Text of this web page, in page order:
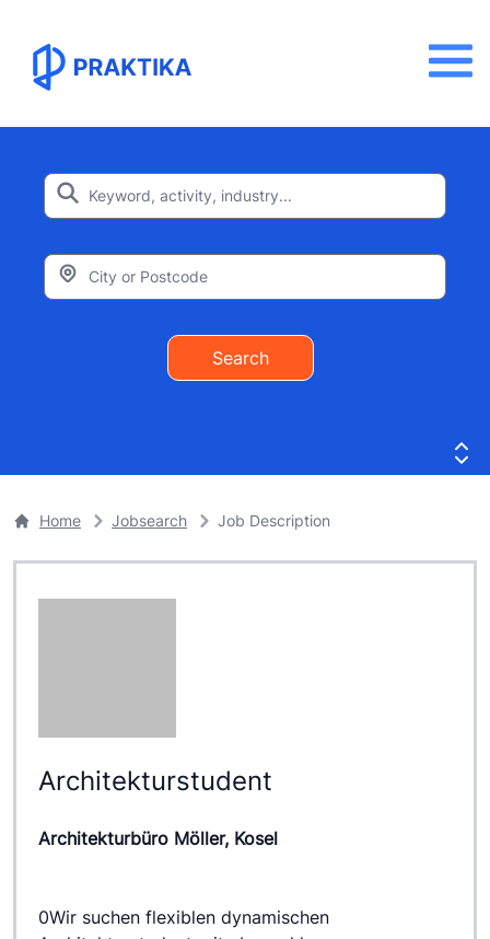
Search
Home Jobsearch Job Description
Architekturstudent
Architekturbüro Möller, Kosel
0Wir suchen flexiblen dynamischen